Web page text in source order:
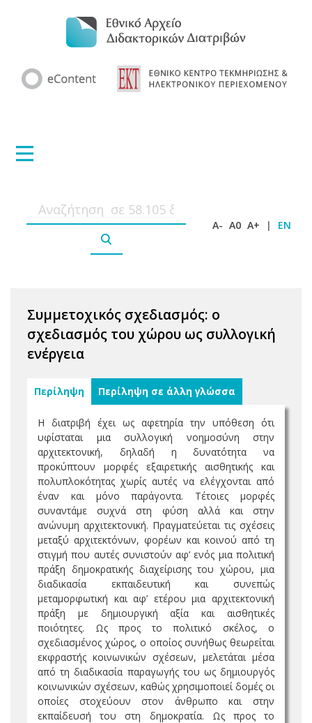
A- A0 A+ | EN
Συμμετοχικός σχεδιασμός: ο
σχεδιασμός του χώρου ως συλλογική
ενέργεια
Περίληψη Περίληψη σε άλλη γλώσσα
Η διατριβή έχει ως αφετηρία την υπόθεση ότι
υφίσταται μια συλλογική νοημοσύνη στην
αρχιτεκτονική, δηλαδή η δυνατότητα να
προκύπτουν μορφές εξαιρετικής αισθητικής και
πολυπλοκότητας χωρίς αυτές να ελέγχονται από
έναν και μόνο παράγοντα. Τέτοιες μορφές
συναντάμε συχνά στη φύση αλλά και στην
ανώνυμη αρχιτεκτονική. Πραγματεύεται τις σχέσεις
μεταξύ αρχιτεκτόνων, φορέων και κοινού από τη
στιγμή που αυτές συνιστούν αφ’ ενός μια πολιτική
πράξη δημοκρατικής διαχείρισης του χώρου, μια
διαδικασία εκπαιδευτική και συνεπώς
μεταμορφωτική και αφ’ ετέρου μια αρχιτεκτονική
πράξη με δημιουργική αξία και αισθητικές
ποιότητες. Ως προς το πολιτικό σκέλος, ο
σχεδιασμένος χώρος, ο οποίος συνήθως θεωρείται
εκφραστής κοινωνικών σχέσεων, μελετάται μέσα
από τη διαδικασία παραγωγής του ως δημιουργός
κοινωνικών σχέσεων, καθώς χρησιμοποιεί δομές οι
οποίες στοχεύουν στον άνθρωπο και στην
εκπαίδευσή του στη δημοκρατία. Ως προς το